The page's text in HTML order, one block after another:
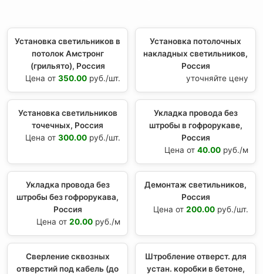
Установка светильников в
потолок Амстронг
(грильято), Россия
Цена от 350.00 руб./шт.
Установка потолочных
накладных светильников,
Россия
уточняйте цену
Установка светильников
точечных, Россия
Цена от 300.00 руб./шт.
Укладка провода без
штробы в гофрорукаве,
Россия
Цена от 40.00 руб./м
Укладка провода без
штробы без гофрорукава,
Россия
Цена от 20.00 руб./м
Демонтаж светильников,
Россия
Цена от 200.00 руб./шт.
Сверление сквозных
отверстий под кабель (до
Штробление отверст. для
устан. коробки в бетоне,